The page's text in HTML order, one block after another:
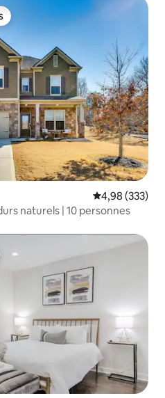
plus appréciés
Évaluation
4,98 (333)
naturels | 10 personnes